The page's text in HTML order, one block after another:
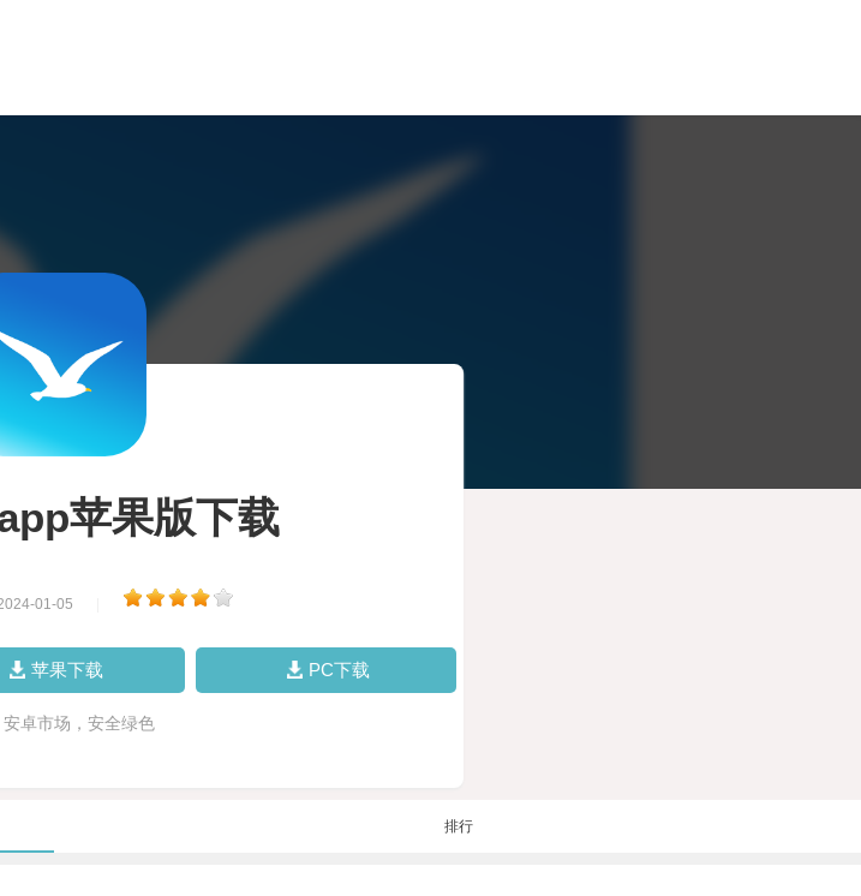
苹果版下载
01-05
苹果下载 PC下载
安卓市场，安全绿色
排行